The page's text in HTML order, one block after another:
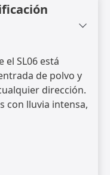
el SL06 está
de polvo y
dirección.
con lluvia intensa,